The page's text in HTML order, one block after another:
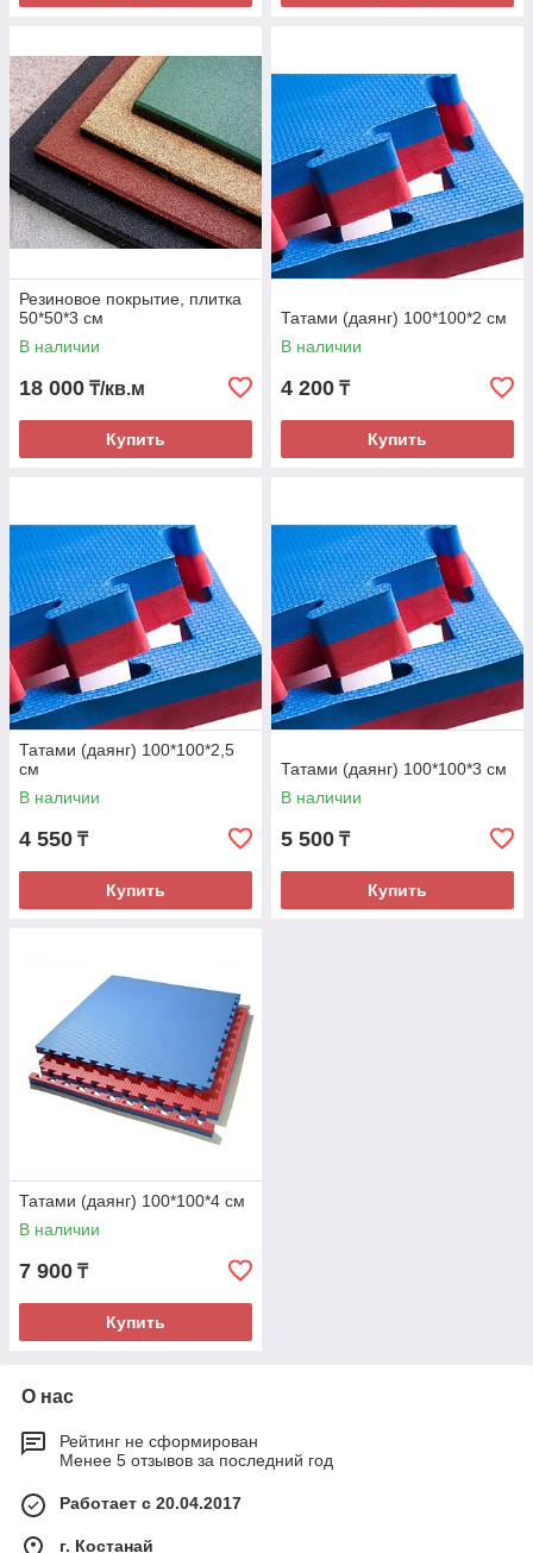
Резиновое покрытие, плитка
50*50*3 см
В наличии
18 000 ₸/кв.м
Купить
Татами (даянг) 100*100*2 см
В наличии
4 200 ₸
Купить
Татами (даянг) 100*100*2,5
см
В наличии
4 550 ₸
Купить
Татами (даянг) 100*100*3 см
В наличии
5 500 ₸
Купить
Татами (даянг) 100*100*4 см
В наличии
7 900 ₸
Купить
О нас
Рейтинг не сформирован
Менее 5 отзывов за последний год
Работает с 20.04.2017
г. Костанай